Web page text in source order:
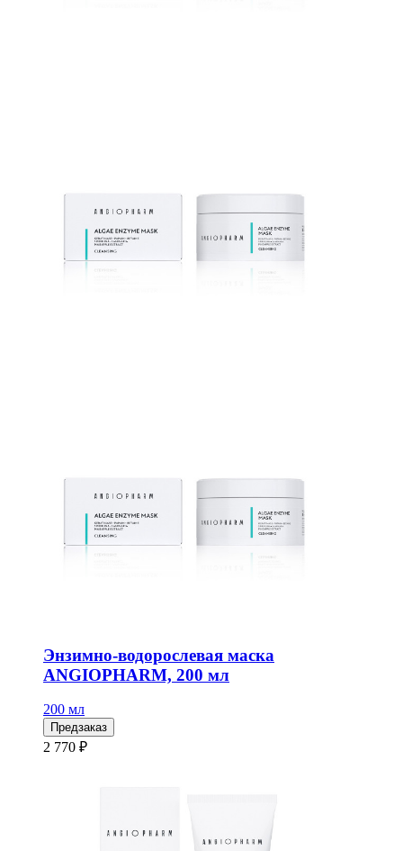
Энзимно-водорослевая маска
ANGIOPHARM, 200 мл
200 мл
Предзаказ
2 770 ₽